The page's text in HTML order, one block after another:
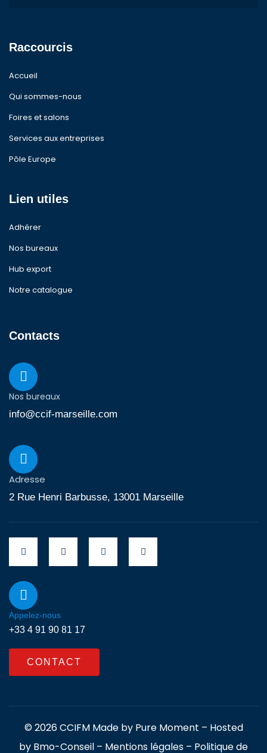
Raccourcis
Accueil
Qui sommes-nous
Foires et salons
Services aux entreprises
Pôle Europe
Lien utiles
Adhérer
Nos bureaux
Hub export
Notre catalogue
Contacts
Nos bureaux
info@ccif-marseille.com
Adresse
2 Rue Henri Barbusse, 13001 Marseille
Appelez-nous
+33 4 91 90 81 17
CONTACT
© 2026 CCIFM Made by Pure Moment – Hosted
by Bmo-Conseil – Mentions légales – Politique de